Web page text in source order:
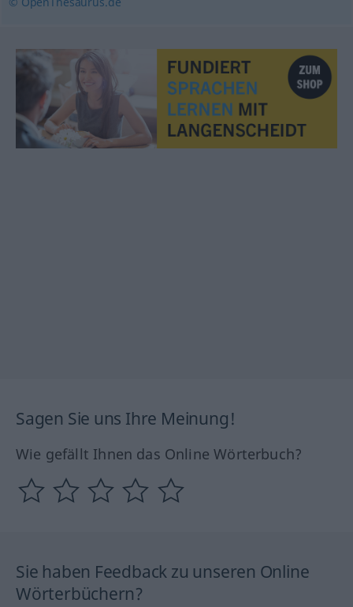
Sagen Sie uns Ihre Meinung!
Wie gefällt Ihnen das Online Wörterbuch?
Sie haben Feedback zu unseren Online
Wörterbüchern?